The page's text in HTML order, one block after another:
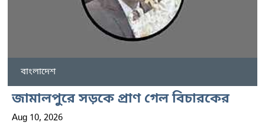
বাংলাদেশ
জামালপুরে সড়কে প্রাণ গেল বিচারকের
Aug 10, 2026